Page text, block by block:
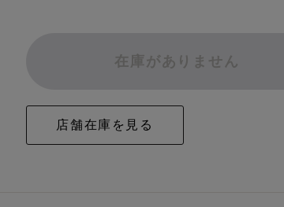
在庫がありません